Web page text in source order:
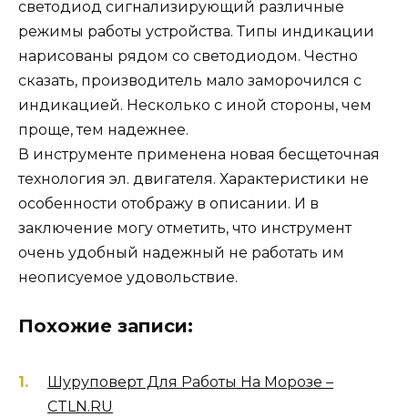
светодиод сигнализирующий различные
режимы работы устройства. Типы индикации
нарисованы рядом со светодиодом. Честно
сказать, производитель мало заморочился с
индикацией. Несколько с иной стороны, чем
проще, тем надежнее.
В инструменте применена новая бесщеточная
технология эл. двигателя. Характеристики не
особенности отображу в описании. И в
заключение могу отметить, что инструмент
очень удобный надежный не работать им
неописуемое удовольствие.
Похожие записи:
Шуруповерт Для Работы На Морозе –
CTLN.RU